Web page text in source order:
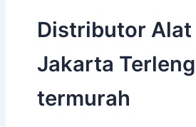
Distributor Alat
Jakarta
termurah